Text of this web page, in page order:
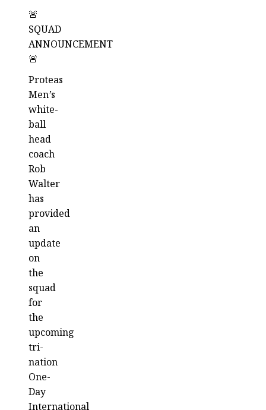
🚨
SQUAD
ANNOUNCEMENT
🚨
Proteas
Men’s
white-
ball
head
coach
Rob
Walter
has
provided
an
update
on
the
squad
for
the
upcoming
tri-
nation
One-
Day